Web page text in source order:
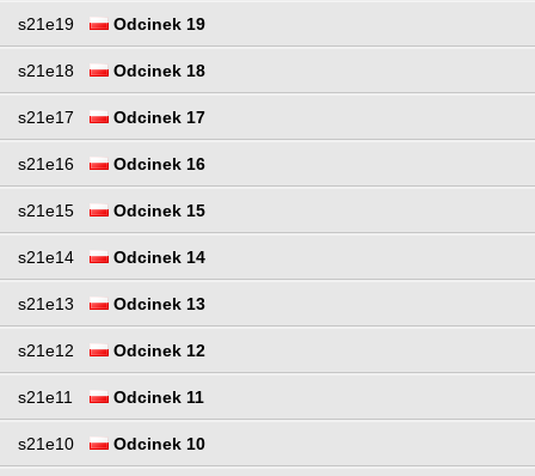
s21e19 Odcinek 19
s21e18 Odcinek 18
s21e17 Odcinek 17
s21e16 Odcinek 16
s21e15 Odcinek 15
s21e14 Odcinek 14
s21e13 Odcinek 13
s21e12 Odcinek 12
s21e11 Odcinek 11
s21e10 Odcinek 10